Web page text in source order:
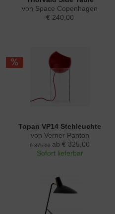
von Space Copenhagen
€ 240,00
Topan VP14 Stehleuchte
von Verner Panton
€ 375,00 ab € 325,00
Sofort lieferbar